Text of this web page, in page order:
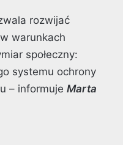
rozwijać
warunkach
społeczny:
systemu ochrony
– informuje Marta